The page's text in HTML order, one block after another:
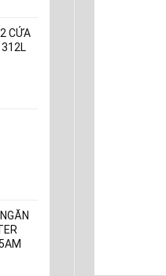
CỬA
312L